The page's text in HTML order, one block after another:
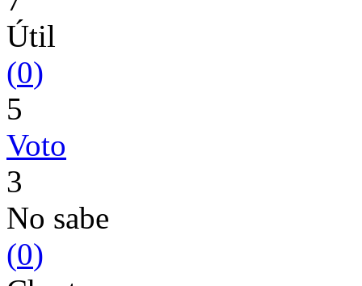
Útil
(0)
5
Voto
3
No sabe
(0)